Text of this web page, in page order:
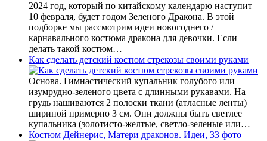
2024 год, который по китайскому календарю наступит
10 февраля, будет годом Зеленого Дракона. В этой
подборке мы рассмотрим идеи новогоднего /
карнавального костюма дракона для девочки. Если
делать такой костюм…
Как сделать детский костюм стрекозы своими руками
Основа. Гимнастический купальник голубого или
изумрудно-зеленого цвета с длинными рукавами. На
грудь нашиваются 2 полоски ткани (атласные ленты)
шириной примерно 3 см. Они должны быть светлее
купальника (золотисто-желтые, светло-зеленые или…
Костюм Дейнерис, Матери драконов. Идеи, 33 фото